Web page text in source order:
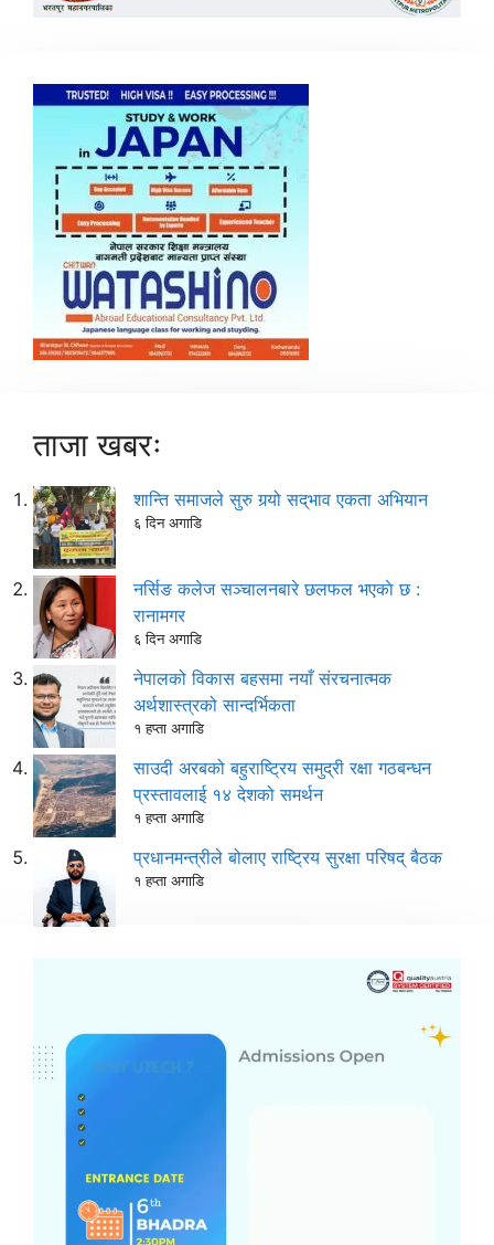
ताजा खबरः
शान्ति समाजले सुरु गर्‍यो सद्‌भाव एकता अभियान
६ दिन अगाडि
नर्सिङ कलेज सञ्चालनबारे छलफल भएकाे छ :
रानामगर
६ दिन अगाडि
नेपालको विकास बहसमा नयाँ संरचनात्मक
अर्थशास्त्रको सान्दर्भिकता
१ हप्ता अगाडि
साउदी अरबको बहुराष्ट्रिय समुद्री रक्षा गठबन्धन
प्रस्तावलाई १४ देशको समर्थन
१ हप्ता अगाडि
प्रधानमन्त्रीले बोलाए राष्ट्रिय सुरक्षा परिषद् बैठक
१ हप्ता अगाडि